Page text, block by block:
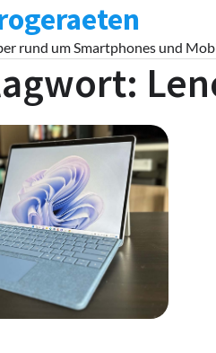
rund um Smartphones und